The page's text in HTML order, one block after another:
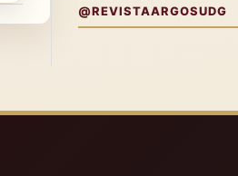
@REVISTAARGOSUDG